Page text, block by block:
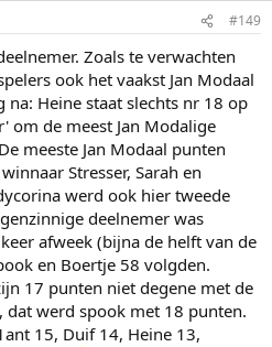
#149
Zoals te verwachten
ook het vaakst Jan Modaal
Heine staat slechts nr 18 op
om de meest Jan Modalige
meeste Jan Modaal punten
Stresser, Sarah en
werd ook hier tweede
deelnemer was
afweek (bijna de helft van de
en Boertje 58 volgden.
17 punten niet degene met de
dat werd spook met 18 punten.
15, Duif 14, Heine 13,